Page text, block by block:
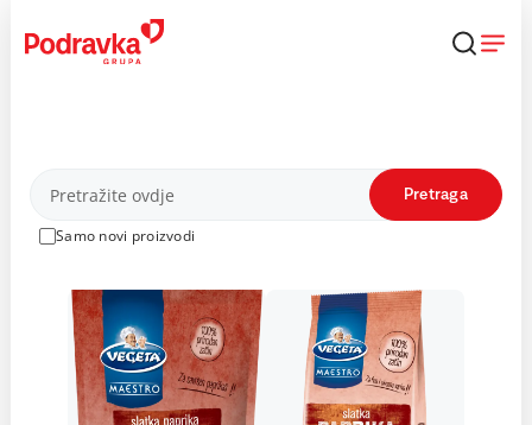
content
Proizvodi
Samo novi proizvodi
Pretraga